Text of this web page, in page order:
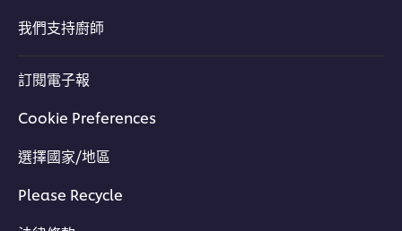
我們支持廚師
訂閱電子報
Cookie Preferences
選擇國家/地區
Please Recycle